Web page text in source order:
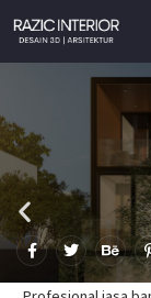
content
F
a
e
T
w
t
B
e
h
a
i